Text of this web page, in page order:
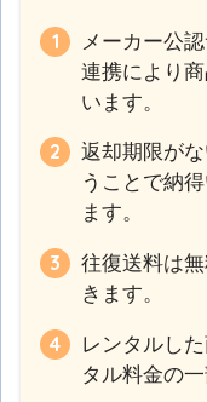
メーカー公
連携により
います。
返却期限が
うことで納
ます。
往復送料は
きます。
レンタルし
タル料金の